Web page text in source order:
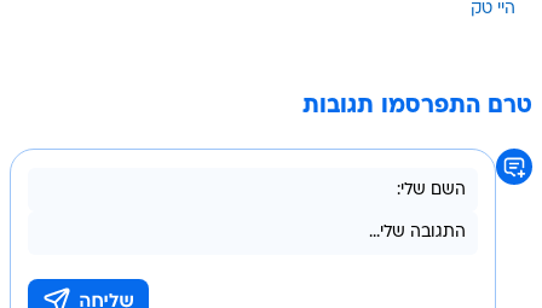
היי טק
טרם התפרסמו תגובות